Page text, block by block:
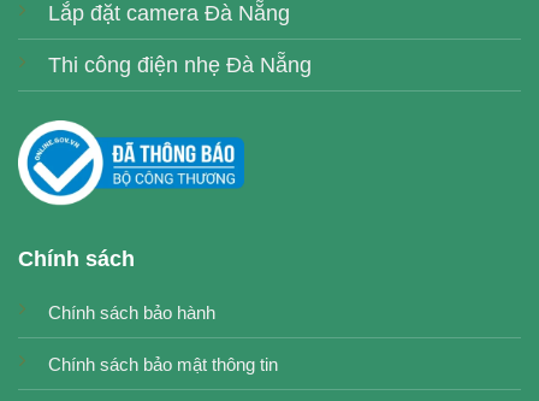
Lắp đặt camera Đà Nẵng
Thi công điện nhẹ Đà Nẵng
Chính sách
Chính sách bảo hành
Chính sách bảo mật thông tin